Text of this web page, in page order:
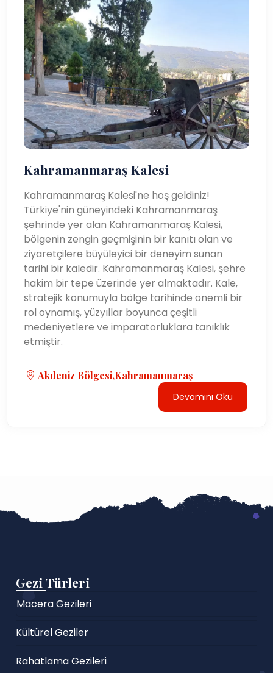
Kahramanmaraş Kalesi
Kahramanmaraş Kalesi'ne hoş geldiniz!
Türkiye'nin güneyindeki Kahramanmaraş
şehrinde yer alan Kahramanmaraş Kalesi,
bölgenin zengin geçmişinin bir kanıtı olan ve
ziyaretçilere büyüleyici bir deneyim sunan
tarihi bir kaledir. Kahramanmaraş Kalesi, şehre
hakim bir tepe üzerinde yer almaktadır. Kale,
stratejik konumuyla bölge tarihinde önemli bir
rol oynamış, yüzyıllar boyunca çeşitli
medeniyetlere ve imparatorluklara tanıklık
etmiştir.
Akdeniz Bölgesi,Kahramanmaraş
Devamını Oku
Gezi Türleri
Macera Gezileri
Kültürel Geziler
Rahatlama Gezileri